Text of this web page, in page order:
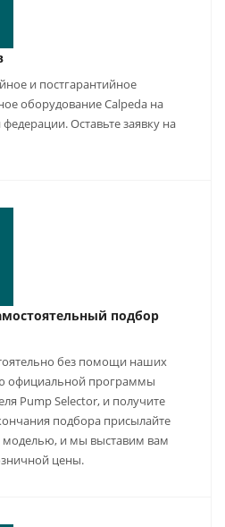
и постгарантийное
оборудование Calpeda на
Оставьте заявку на
подбор
без помощи наших
официальной программы
Pump Selector, и получите
подбора присылайте
моделью, и мы выставим вам
цены.